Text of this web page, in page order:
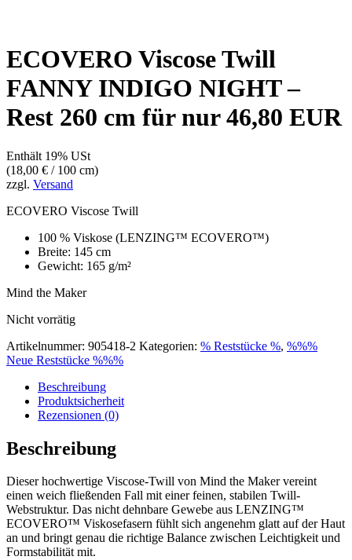
ECOVERO Viscose Twill
FANNY INDIGO NIGHT –
Rest 260 cm für nur 46,80 EUR
Enthält 19% USt
(18,00 € / 100 cm)
zzgl. Versand
ECOVERO Viscose Twill
100 % Viskose (LENZING™ ECOVERO™)
Breite: 145 cm
Gewicht: 165 g/m²
Mind the Maker
Nicht vorrätig
Artikelnummer: 905418-2 Kategorien: % Reststücke %, %%%
Neue Reststücke %%%
Beschreibung
Produktsicherheit
Rezensionen (0)
Beschreibung
Dieser hochwertige Viscose-Twill von Mind the Maker vereint
einen weich fließenden Fall mit einer feinen, stabilen Twill-
Webstruktur. Das nicht dehnbare Gewebe aus LENZING™
ECOVERO™ Viskosefasern fühlt sich angenehm glatt auf der Haut
an und bringt genau die richtige Balance zwischen Leichtigkeit und
Formstabilität mit.